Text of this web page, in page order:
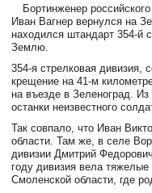
Бортинженер
Иван Вагнер вернулся на
находился штандарт 354-й
Землю.
354-я стрелковая дивизия,
крещение на 41-м
на въезде в Зеленоград.
останки неизвестного
Так совпало, что Иван
области. Там же, в селе
дивизии Дмитрий
году дивизия вела
Смоленской области, где